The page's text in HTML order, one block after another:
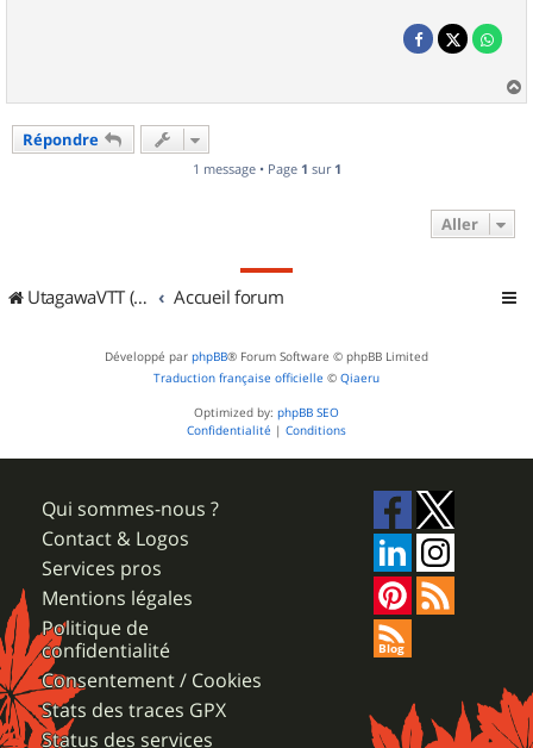
a
Répondre
1 message • Page 1 sur 1
Aller
UtagawaVTT (Randos VTT et VTTAE avec traces GPS) Accueil forum
Développé par phpBB® Forum Software © phpBB Limited
Traduction française officielle © Qiaeru
Optimized by: phpBB SEO
Confidentialité | Conditions
Qui sommes-nous ?
Contact & Logos
Services pros
Mentions légales
Politique de
confidentialité
Consentement / Cookies
Stats des traces GPX
Status des services